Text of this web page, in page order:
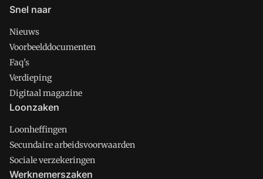
Snel naar
Nieuws
Voorbeelddocumenten
Faq's
Verdieping
Digitaal magazine
Loonzaken
Loonheffingen
Secundaire arbeidsvoorwaarden
Sociale verzekeringen
Werknemerszaken